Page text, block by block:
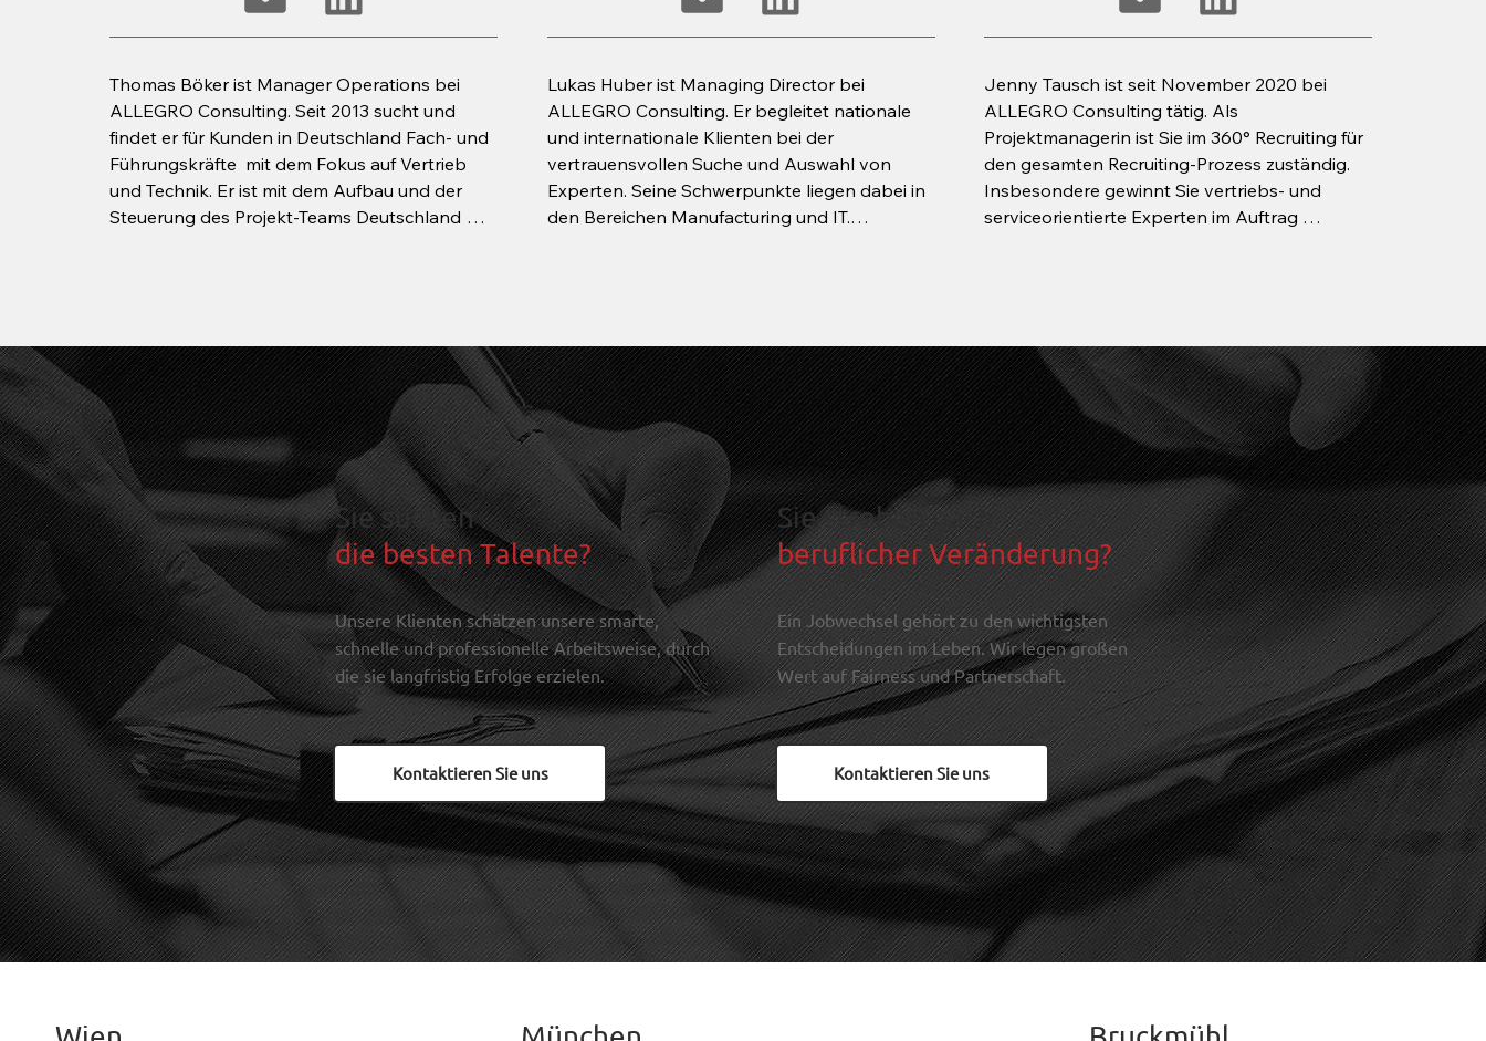
Vertriebsleiter.
von nationalen und internationalen
Suchprojekten für Klienten unterschiedlicher
Informationsbeschaffung zu potentiellen
Führungskräften, Branchen und Unternehmen
und deren Strukturen, Besetzung von Top-
Executive- und Spezialistenpositionen.
Thomas Böker ist Manager Operations bei
ALLEGRO Consulting. Seit 2013 sucht und
findet er für Kunden in Deutschland Fach- und
Führungskräfte  mit dem Fokus auf Vertrieb
und Technik. Er ist mit dem Aufbau und der
Steuerung des Projekt-Teams Deutschland
Thomas erstes Ziel. Wichtige Bausteine um
dieses Ziel zu erreichen sind die
zuvorkommende und ehrliche Kommunikation
und Begleitung der Kandidaten durch den
gesamten Search- und Hireprozess, sowie ein
starkes persönliches Engagement und
Verbundenheit zum Kunden.
Vor seiner Tätigkeit für Allegro Consulting war
er erfolgreich selbstständig im Vertrieb von
Stellenanzeigen im Fachmagazinumfeld.
Danach führte ihn sein Weg über die
Unternehmensberatung zur Personalberatung
und hier dann zu Allegro Consulting.
Lukas Huber ist Managing Director bei
ALLEGRO Consulting. Er begleitet nationale
und internationale Klienten bei der
vertrauensvollen Suche und Auswahl von
Experten. Seine Schwerpunkte liegen dabei in
den Bereichen Manufacturing und IT.
KMUs. Er studierte erfolgreich
Betriebswirtschaftslehre (M.Sc.) an der LMU
und versteht es aufgrund seines
Studienschwerpunkts im Bereich Technology &
Innovation sowie seiner Berufserfahrung,
sowohl technologische als auch
betriebswirtschaftliche Aspekte zu
kombinieren. Mit diesem Wissen gelingt es ihm
Unternehmen ganzheitlich und erfolgreich zu
beraten.
Jenny Tausch ist seit November 2020 bei
ALLEGRO Consulting tätig. Als
Projektmanagerin ist Sie im 360° Recruiting für
den gesamten Recruiting-Prozess zuständig.
Insbesondere gewinnt Sie vertriebs- und
serviceorientierte Experten im Auftrag
Begeisterung für die Suche nach dem Perfect
Fit. Seit dem Erlangen Ihres Bachelor of
Science widmet Sie sich vollumfänglich der
Personalberatung bei ALLEGRO. Jenny legt
mit Ihrem wissenschaftlichen Mindset großen
Wert auf gründliche Recherche und
Genauigkeit bei der Auswahl kompetenter
Persönlichkeiten für Ihr Unternehmen.
Sie suchen
die besten Talente?
Unsere Klienten schätzen unsere smarte,
schnelle und professionelle Arbeitsweise, durch
die sie langfristig Erfolge erzielen.
Kontaktieren Sie uns
Sie streben nach
beruflicher Veränderung?
Ein Jobwechsel gehört zu den wichtigsten
Entscheidungen im Leben. Wir legen großen
Wert auf Fairness und Partnerschaft.
Kontaktieren Sie uns